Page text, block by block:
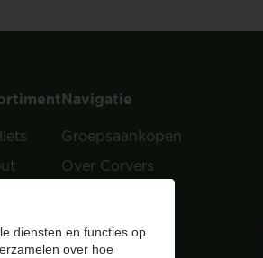
Navigatie
Groepsaankopen
Over Corvers
Verkooppunten
diensten en functies op
over hoe